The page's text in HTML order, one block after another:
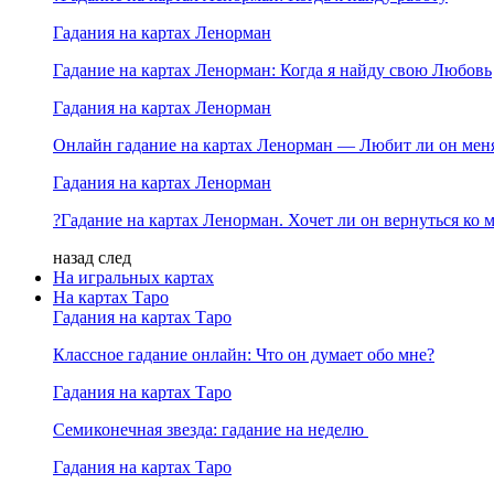
Гадания на картах Ленорман
Гадание на картах Ленорман: Когда я найду свою Любовь
Гадания на картах Ленорман
Онлайн гадание на картах Ленорман — Любит ли он
Гадания на картах Ленорман
?Гадание на картах Ленорман. Хочет ли он вернуться ко
назад след
На игральных картах
На картах Таро
Гадания на картах Таро
Классное гадание онлайн: Что он думает обо мне?
Гадания на картах Таро
Семиконечная звезда: гадание на неделю
Гадания на картах Таро